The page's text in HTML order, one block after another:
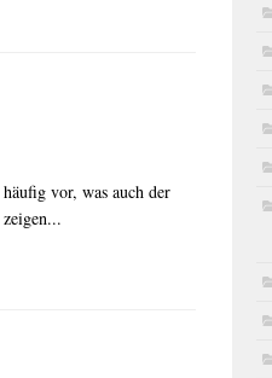
vor, was auch der